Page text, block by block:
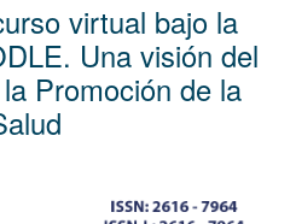
virtual bajo la
Una visión del
Promoción de la